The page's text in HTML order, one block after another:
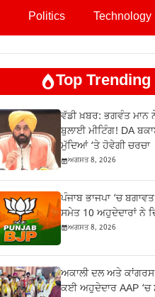
Politics Technology
Top Trending
ਵੱਡੀ ਖ਼ਬਰ: ਭਗਵੰਤ ਮਾਨ
ਬੁਲਾਈ ਮੀਟਿੰਗ! DA
ਮੁੱਦਿਆਂ ‘ਤੇ ਹੋਵੇਗੀ ਚਰਚਾ
ਅਗਸਤ 8, 2026
ਪੰਜਾਬ ਭਾਜਪਾ ‘ਚ
ਸਮੇਤ 10 ਅਹੁਦੇਦਾਰਾਂ ਨੇ
ਅਗਸਤ 8, 2026
ਅਕਾਲੀ ਦਲ ਅਤੇ ਕਾਂਗਰਸ
ਕਈ ਅਹੁਦੇਦਾਰ AAP ‘ਚ